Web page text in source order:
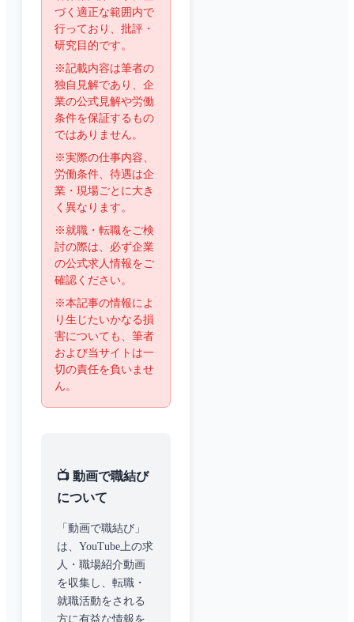
づく適正な範囲内で
行っており、批評・
研究目的です。
※記載内容は筆者の
独自見解であり、企
業の公式見解や労働
条件を保証するもの
ではありません。
※実際の仕事内容、
労働条件、待遇は企
業・現場ごとに大き
く異なります。
※就職・転職をご検
討の際は、必ず企業
の公式求人情報をご
確認ください。
※本記事の情報によ
り生じたいかなる損
害についても、筆者
および当サイトは一
切の責任を負いませ
ん。
📺 動画で職結び
について
「動画で職結び」
は、YouTube上の求
人・職場紹介動画
を収集し、転職・
就職活動をされる
方に有益な情報を